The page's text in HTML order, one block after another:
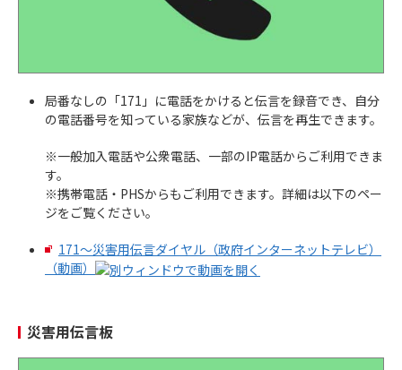
局番なしの「171」に電話をかけると伝言を録音でき、自分
の電話番号を知っている家族などが、伝言を再生できます。
※一般加入電話や公衆電話、一部のIP電話からご利用できま
す。
※携帯電話・PHSからもご利用できます。詳細は以下のペー
ジをご覧ください。
171～災害用伝言ダイヤル（政府インターネットテレビ）
（動画）
災害用伝言板